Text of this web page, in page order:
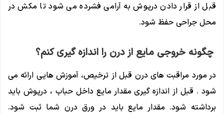
قبل از قرار دادن درپوش به آرامی فشرده می شود تا مکش در
محل جراحی حفظ شود.
چگونه خروجی مایع از درن را اندازه گیری کنم؟
در مورد مراقبت های درن قبل از ترخیص، آموزش هایی ارائه می
شود . قبل از اندازه گیری مقدار مایع داخل حباب ، درپوش باید
برداشته شود. مقدار مایع باید در ورق درن شما ثبت شود.